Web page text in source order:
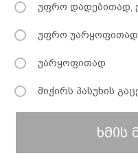
უფრო დადებითად,
უფრო
უარყოფითად
მიჭირს პასუხის
ხმის